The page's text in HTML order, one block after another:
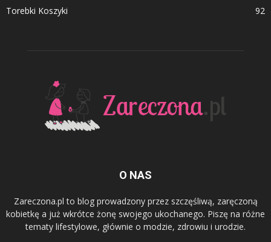
Torebki Koszyki
92
O NAS
Zareczona.pl to blog prowadzony przez szczęśliwą, zaręczoną
kobietkę a już wkrótce żonę swojego ukochanego. Piszę na różne
tematy lifestylowe, głównie o modzie, zdrowiu i urodzie.